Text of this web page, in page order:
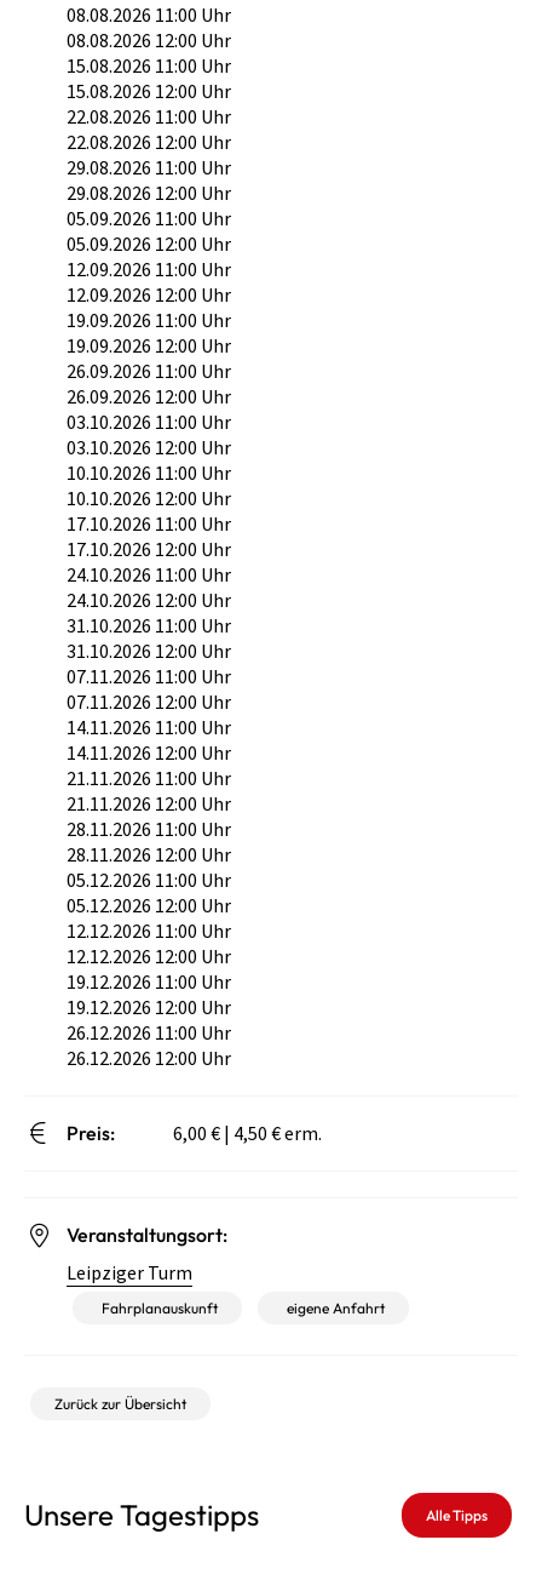
08.08.2026 11:00 Uhr
08.08.2026 12:00 Uhr
15.08.2026 11:00 Uhr
15.08.2026 12:00 Uhr
22.08.2026 11:00 Uhr
22.08.2026 12:00 Uhr
29.08.2026 11:00 Uhr
29.08.2026 12:00 Uhr
05.09.2026 11:00 Uhr
05.09.2026 12:00 Uhr
12.09.2026 11:00 Uhr
12.09.2026 12:00 Uhr
19.09.2026 11:00 Uhr
19.09.2026 12:00 Uhr
26.09.2026 11:00 Uhr
26.09.2026 12:00 Uhr
03.10.2026 11:00 Uhr
03.10.2026 12:00 Uhr
10.10.2026 11:00 Uhr
10.10.2026 12:00 Uhr
17.10.2026 11:00 Uhr
17.10.2026 12:00 Uhr
24.10.2026 11:00 Uhr
24.10.2026 12:00 Uhr
31.10.2026 11:00 Uhr
31.10.2026 12:00 Uhr
07.11.2026 11:00 Uhr
07.11.2026 12:00 Uhr
14.11.2026 11:00 Uhr
14.11.2026 12:00 Uhr
21.11.2026 11:00 Uhr
21.11.2026 12:00 Uhr
28.11.2026 11:00 Uhr
28.11.2026 12:00 Uhr
05.12.2026 11:00 Uhr
05.12.2026 12:00 Uhr
12.12.2026 11:00 Uhr
12.12.2026 12:00 Uhr
19.12.2026 11:00 Uhr
19.12.2026 12:00 Uhr
26.12.2026 11:00 Uhr
26.12.2026 12:00 Uhr
Preis: 6,00 € | 4,50 € erm.
Veranstaltungsort:
Leipziger Turm
Fahrplanauskunft eigene Anfahrt
Zurück zur Übersicht
Unsere Tagestipps Alle Tipps